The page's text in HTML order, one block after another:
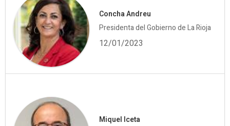
Concha Andreu
Presidenta del Gobierno de La Rioja
12/01/2023
Miquel Iceta